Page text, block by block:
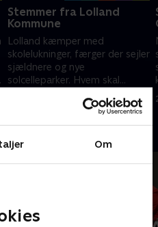
Om
Stemmer fra Lolland
Kommune
Lolland kæmper med
skolelukninger, færger der sejler
sjældnere og nye
solcelleparker. Hvem skal
27. oktober 2025 • 10 min